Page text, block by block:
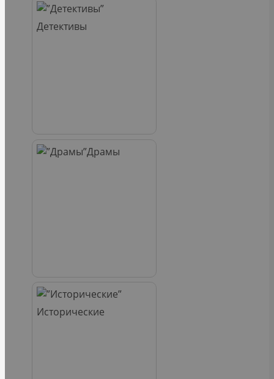
Детективы
Драмы
Исторические